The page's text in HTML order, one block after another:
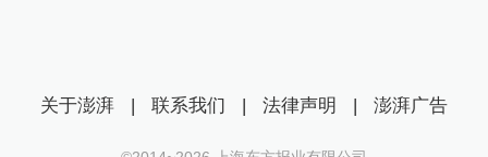
关于澎湃 | 联系我们 | 法律声明 | 澎湃广告